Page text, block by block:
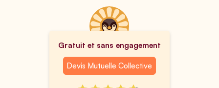
Gratuit et sans engagement
Devis Mutuelle Collective